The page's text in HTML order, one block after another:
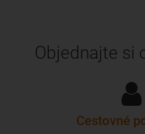
Objednajte si
Cestovné